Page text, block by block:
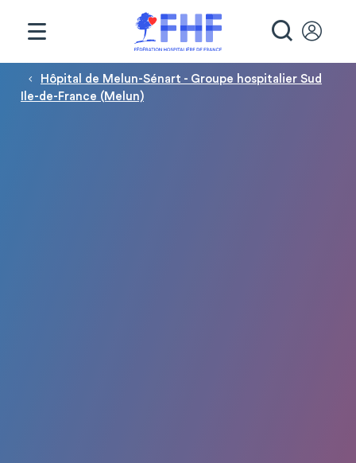
Fil d'Ariane
Hôpital de Melun-Sénart - Groupe hospitalier Sud
Ile-de-France (Melun)
Panneau de gestion des cookies